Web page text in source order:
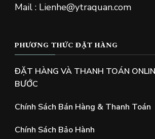
Mail : Lienhe@ytraquan.com
PHƯƠNG THỨC ĐẶT HÀNG
ĐẶT HÀNG VÀ THANH TOÁN
BƯỚC
Chính Sách Bán Hàng & Thanh Toán
Chính Sách Bảo Hành